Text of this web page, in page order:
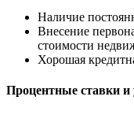
Наличие
Внесение
стоимости
Хорошая
Процентные ставки и